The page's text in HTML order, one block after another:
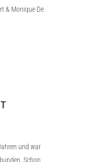
& Monique De
und war
Schon